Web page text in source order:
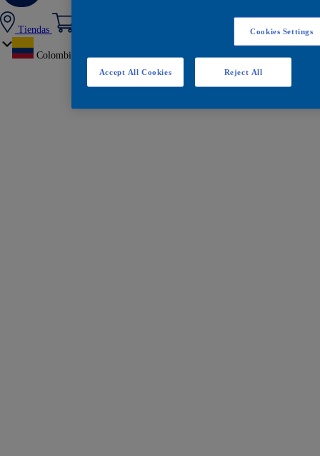
Tiendas
Colombia
Cookies Settings
Reject All
Accept All Cookies